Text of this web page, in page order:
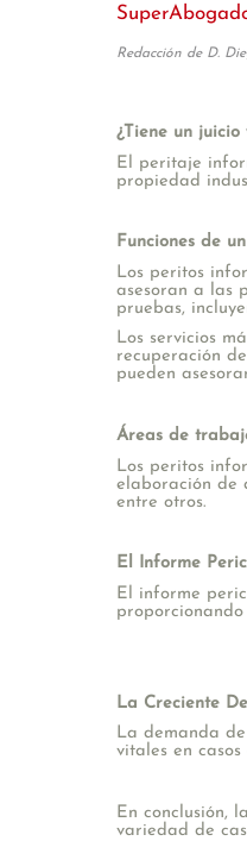
Redacción de D.
¿Tiene un
El peritaje
propiedad
Funciones de
Los peritos
asesoran a las
pruebas,
Los servicios
recuperación
pueden
Áreas de
Los peritos
elaboración de
entre otros.
El Informe
El informe
La Creciente
La demanda
vitales en
En conclusión,
variedad de